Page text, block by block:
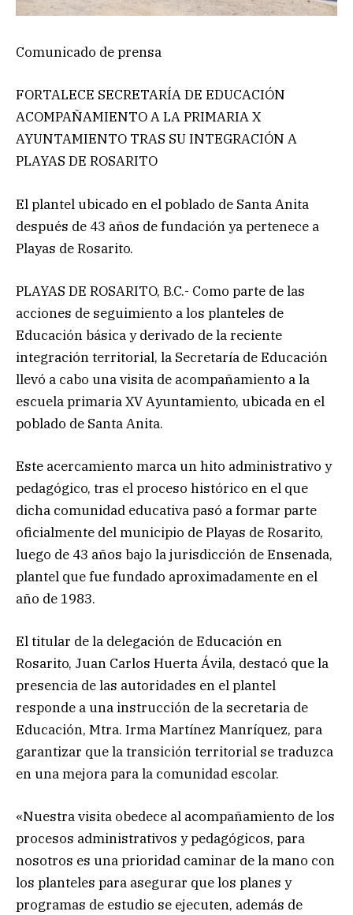
Comunicado de prensa
FORTALECE SECRETARÍA DE EDUCACIÓN
ACOMPAÑAMIENTO A LA PRIMARIA X
AYUNTAMIENTO TRAS SU INTEGRACIÓN A
PLAYAS DE ROSARITO
El plantel ubicado en el poblado de Santa Anita
después de 43 años de fundación ya pertenece a
Playas de Rosarito.
PLAYAS DE ROSARITO, B.C.- Como parte de las
acciones de seguimiento a los planteles de
Educación básica y derivado de la reciente
integración territorial, la Secretaría de Educación
llevó a cabo una visita de acompañamiento a la
escuela primaria XV Ayuntamiento, ubicada en el
poblado de Santa Anita.
Este acercamiento marca un hito administrativo y
pedagógico, tras el proceso histórico en el que
dicha comunidad educativa pasó a formar parte
oficialmente del municipio de Playas de Rosarito,
luego de 43 años bajo la jurisdicción de Ensenada,
plantel que fue fundado aproximadamente en el
año de 1983.
El titular de la delegación de Educación en
Rosarito, Juan Carlos Huerta Ávila, destacó que la
presencia de las autoridades en el plantel
responde a una instrucción de la secretaria de
Educación, Mtra. Irma Martínez Manríquez, para
garantizar que la transición territorial se traduzca
en una mejora para la comunidad escolar.
«Nuestra visita obedece al acompañamiento de los
procesos administrativos y pedagógicos, para
nosotros es una prioridad caminar de la mano con
los planteles para asegurar que los planes y
programas de estudio se ejecuten, además de